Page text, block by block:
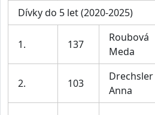
Dívky do 5 let (2020-2025)
1. 137
Roubová
Meda
2. 103
Drechsler
Anna